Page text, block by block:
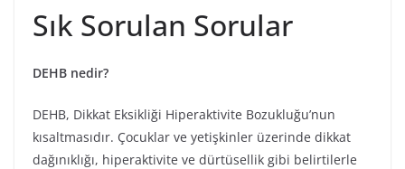
Sık Sorulan Sorular
DEHB nedir?
DEHB, Dikkat Eksikliği Hiperaktivite Bozukluğu’nun
kısaltmasıdır. Çocuklar ve yetişkinler üzerinde dikkat
dağınıklığı, hiperaktivite ve dürtüsellik gibi belirtilerle